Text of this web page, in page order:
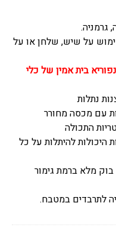
גרמניה.
על שיש, שלחן או על
בית אמין של כלי
עם מכסה מחורר
התכולה
היכולות להיתלות על כל
מלא ברמת גימור
לתרבדים במטבח.